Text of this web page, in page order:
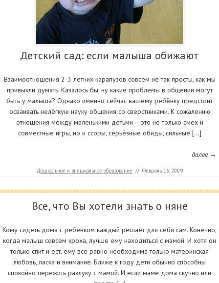
Детский сад: если малыша обижают
Взаимоотношения 2-3 летних карапузов совсем не так просты, как мы
привыкли думать. Казалось бы, ну какие проблемы в общении могут
быть у малыша? Однако именно сейчас вашему ребёнку предстоит
осваивать нелёгкую науку общения со сверстниками. К сожалению
отношения между маленькими детьми – это не только смех и
совместные игры, но и ссоры, серьёзные обиды, сильные […]
далее →
Дошкольное и внешкольное образование // Февраль 13, 2009
Все, что Вы хотели знать о няне
Кому сидеть дома с ребенком каждый решает для себя сам. Конечно,
когда малыш совсем кроха, лучше ему находиться с мамой. И хотя он
только спит и ест, ему все равно необходима только материнская
любовь, ласка и внимание. Ближе к году дети обычно способны
спокойно пережить разлуку с мамой. И если маме дома скучно или